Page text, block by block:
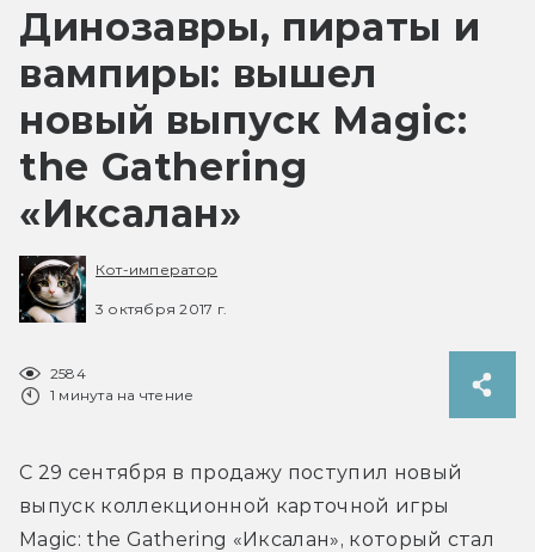
Динозавры, пираты и
вампиры: вышел
новый выпуск Magic:
the Gathering
«Иксалан»
Кот-император
3 октября 2017 г.
2584
1 минута на чтение
С 29 сентября в продажу поступил новый
выпуск коллекционной карточной игры
Magic: the Gathering «Иксалан», который стал